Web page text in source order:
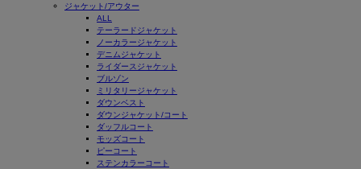
ジャケット/アウター
ALL
テーラードジャケット
ノーカラージャケット
デニムジャケット
ライダースジャケット
ブルゾン
ミリタリージャケット
ダウンベスト
ダウンジャケット/コート
ダッフルコート
モッズコート
ピーコート
ステンカラーコート